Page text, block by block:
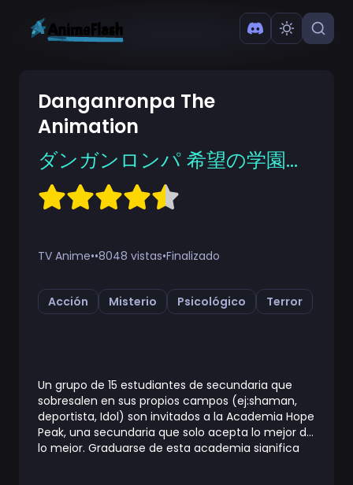
Danganronpa The
Animation
ダンガンロンパ 希望の学園と絶望の高校生 THE ANIMATION
TV Anime••8048 vistas•Finalizado
Acción Misterio Psicológico Terror
Un grupo de 15 estudiantes de secundaria que
sobresalen en sus propios campos (ej:shaman,
deportista, Idol) son invitados a la Academia Hope
Peak, una secundaria que solo acepta lo mejor de
lo mejor. Graduarse de esta academia significa